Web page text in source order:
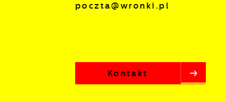
poczta@wronki.pl
Kontakt